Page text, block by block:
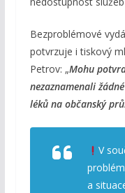
Bezproblémové
potvrzuje i tiskový
Petrov: „Mohu
nezaznamenali
léků na občanský
V
a